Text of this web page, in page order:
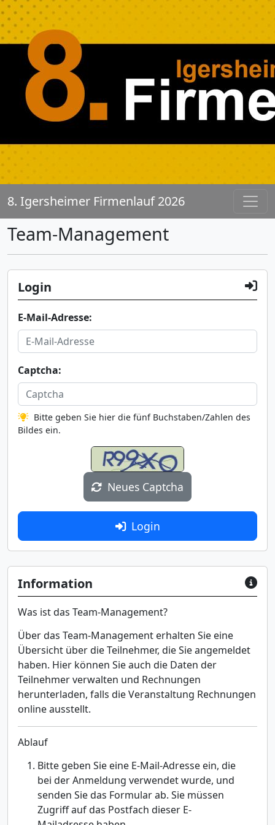
8. Igersheimer Firmenlauf 2026
Team-Management
Login
E-Mail-Adresse:
Captcha:
Bitte geben Sie hier die fünf Buchstaben/Zahlen des
Bildes ein.
Neues Captcha
Login
Information
Was ist das Team-Management?
Über das Team-Management erhalten Sie eine
Übersicht über die Teilnehmer, die Sie angemeldet
haben. Hier können Sie auch die Daten der
Teilnehmer verwalten und Rechnungen
herunterladen, falls die Veranstaltung Rechnungen
online ausstellt.
Ablauf
Bitte geben Sie eine E-Mail-Adresse ein, die
bei der Anmeldung verwendet wurde, und
senden Sie das Formular ab. Sie müssen
Zugriff auf das Postfach dieser E-